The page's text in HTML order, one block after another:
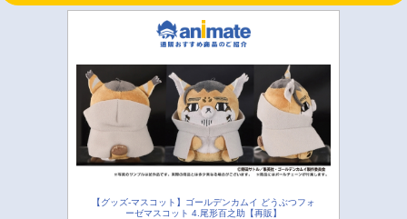
【グッズ-マスコット】ゴールデンカムイ どうぶつフォ
ーゼマスコット 4.尾形百之助【再販】